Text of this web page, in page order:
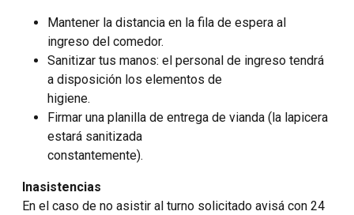
Mantener la distancia en la fila de espera al
ingreso del comedor.
Sanitizar tus manos: el personal de ingreso tendrá
a disposición los elementos de
higiene.
Firmar una planilla de entrega de vianda (la lapicera
estará sanitizada
constantemente).
Inasistencias
En el caso de no asistir al turno solicitado avisá con 24